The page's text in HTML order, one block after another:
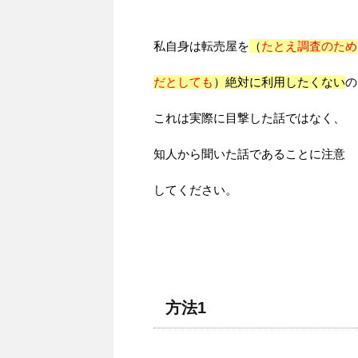
私自身は転売屋を （たとえ調査のため
だとしても ）絶対に利用したくない
これは実際に目撃した話ではなく、
知人から聞いた話であることに注意
してください。
方法1